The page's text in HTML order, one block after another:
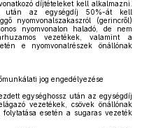
díjtételeket kell alkalmazni.
után az egységdíj 50%-át kell
nyomvonalszakaszról (gerincről)
nyomvonalon haladó, de nem
vezetékek, valamint a
e nyomvonalrészek önállónak
jog engedélyezése
egységhossz után az egységdíj
vezetékek, csövek önállónak
esetén a sugaras vezeték